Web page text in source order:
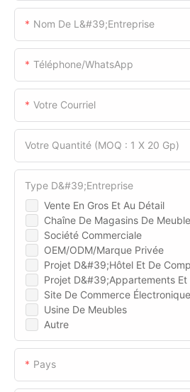
Nom De L&#39;entreprise
Téléphone/WhatsApp
Votre Courriel
Votre Quantité (MOQ : 1 X 20 Gp)
Vente En Gros Et Au Détail
Chaîne De Magasins De
Société Commerciale
OEM/ODM/Marque Privée
Projet D&#39;hôtel Et De
Projet D&#39;appartements Et
Site De Commerce Électronique
Usine De Meubles
Autre
Type D&#39;entreprise
Pays